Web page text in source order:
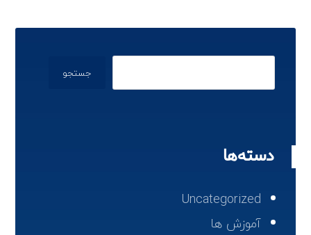
جستجو
دسته‌ها
Uncategorized
آموزش ها